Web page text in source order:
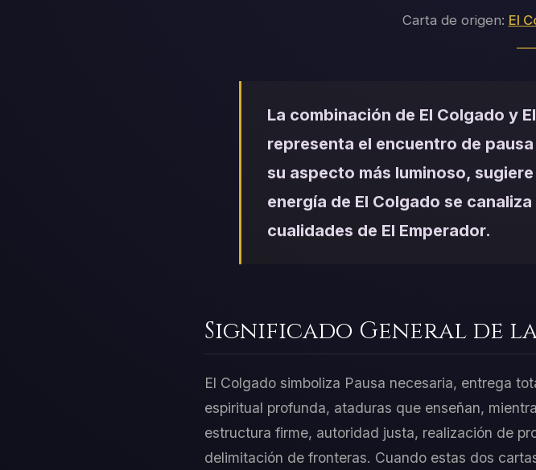
Carta de origen: El
La combinación de El Colgado y
representa el encuentro de
su aspecto más luminoso,
energía de El Colgado se
cualidades de El Emperador.
Significado General de
El Colgado simboliza Pausa necesaria, entrega
espiritual profunda, ataduras que enseñan,
estructura firme, autoridad justa, realización de
delimitación de fronteras. Cuando estas dos